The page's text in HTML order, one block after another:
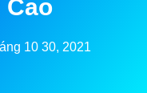
Cao
10 30, 2021